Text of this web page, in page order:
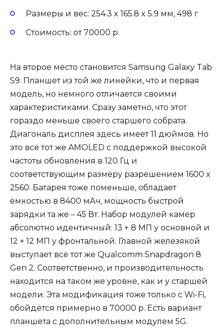
Размеры и вес: 254.3 x 165.8 x 5.9 мм, 498 г
Стоимость: от 70000 р.
На второе место становится Samsung Galaxy Tab
S9. Планшет из той же линейки, что и первая
модель, но немного отличается своими
характеристиками. Сразу заметно, что этот
гораздо меньше своего старшего собрата.
Диагональ дисплея здесь имеет 11 дюймов. Но
это всё тот же AMOLED с поддержкой высокой
частоты обновления в 120 Гц и
соответствующим размеру разрешением 1600 х
2560. Батарея тоже поменьше, обладает
ёмкостью в 8400 мАч, мощность быстрой
зарядки та же – 45 Вт. Набор модулей камер
абсолютно идентичный: 13 + 8 МП у основной и
12 + 12 МП у фронтальной. Главной железякой
выступает всё тот же Qualcomm Snapdragon 8
Gen 2. Соответственно, и производительность
находится на таком же уровне, как и у старшей
модели. Эта модификация тоже только с Wi-Fi,
обойдётся примерно в 70000 р. Есть вариант
планшета с дополнительным модулем 5G.